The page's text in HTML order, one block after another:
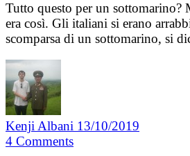
Tutto questo per un sottomarino?
era così. Gli italiani si erano
scomparsa di un sottomarino, si
Kenji Albani 13/10/2019
4 Comments